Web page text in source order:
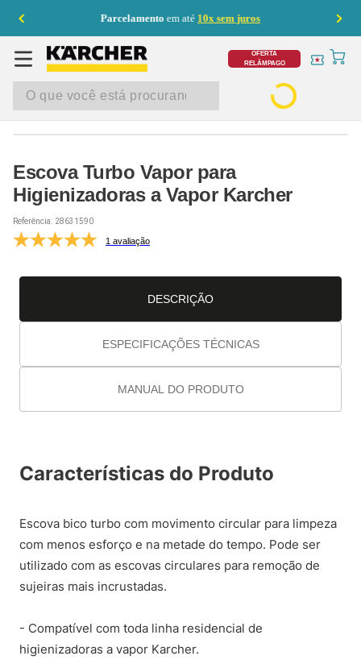
Parcelamento em até 10x sem juros
OFERTA
RELÂMPAGO
Escova Turbo Vapor para
Higienizadoras a Vapor Karcher
Referência: 28631590
1 avaliação
DESCRIÇÃO
ESPECIFICAÇÕES TÉCNICAS
MANUAL DO PRODUTO
Características do Produto
Escova bico turbo com movimento circular para limpeza
com menos esforço e na metade do tempo. Pode ser
utilizado com as escovas circulares para remoção de
sujeiras mais incrustadas.
- Compatível com toda linha residencial de
higienizadoras a vapor Karcher.